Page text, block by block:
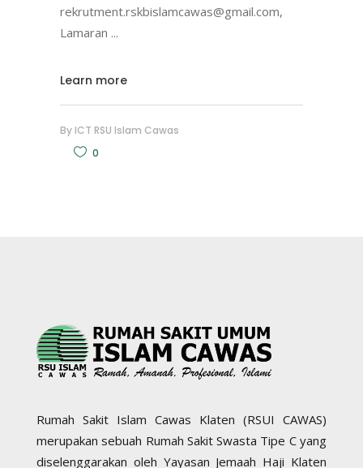
rekrutment.rskbislamcawas@gmail.com,
Lamaran
Learn more
By ICT RSU Islam Cawas
0
Rumah Sakit Islam Cawas Klaten (RSUI CAWAS)
merupakan sebuah Rumah Sakit Swasta Tipe C yang
diselenggarakan oleh Yayasan Jemaah Haji Klaten